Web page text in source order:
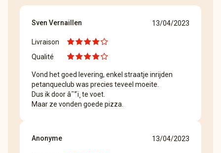
Sven Vernaillen 13/04/2023
Livraison
Qualité
Vond het goed levering, enkel straatje inrijden
petanqueclub was precies teveel moeite.
Dus ik door â˜”ï¸ te voet.
Maar ze vonden goede pizza.
Anonyme 13/04/2023